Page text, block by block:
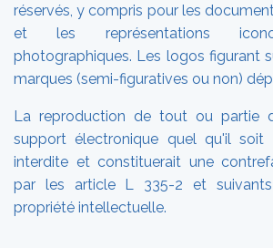
réservés, y compris pour les
et les représentations
photographiques. Les logos figurant
marques (semi-figuratives ou non)
La reproduction de tout ou partie
support électronique quel qu'il soit
interdite et constituerait une
par les article L 335-2 et
propriété intellectuelle.